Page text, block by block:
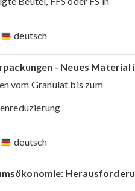
deutsch
- Neues Material
vom Granulat bis zum
deutsch